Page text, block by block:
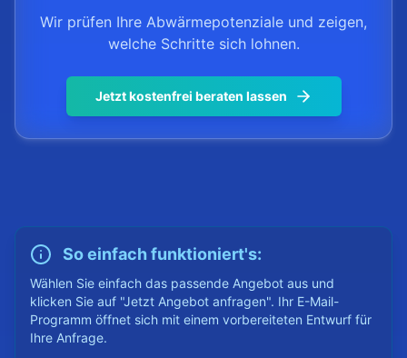
Wir prüfen Ihre Abwärmepotenziale und zeigen,
welche Schritte sich lohnen.
Jetzt kostenfrei beraten lassen
So einfach funktioniert's:
Wählen Sie einfach das passende Angebot aus und
klicken Sie auf "Jetzt Angebot anfragen". Ihr E-Mail-
Programm öffnet sich mit einem vorbereiteten Entwurf für
Ihre Anfrage.